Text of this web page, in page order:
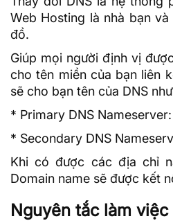
Web Hosting là nhà bạn
đồ.
Giúp mọi người định vị
cho tên miền của bạn liên
sẽ cho bạn tên của DNS
* Primary DNS
* Secondary DNS
Khi có được các địa chỉ
Domain name sẽ được kết
Nguyên tắc làm việc